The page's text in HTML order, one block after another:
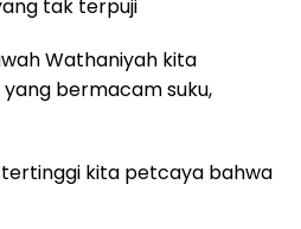
tak terpuji
Wathaniyah kita
bermacam suku,
tertinggi kita petcaya bahwa